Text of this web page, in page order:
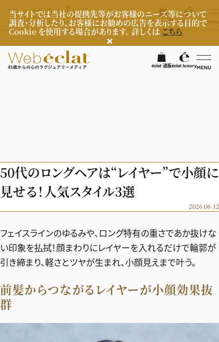
当サイトでは当社の提携先等がお客様のニーズ等について
調査・分析したり、お客様にお勧めの広告を表示する目的で
Cookie を使用する場合があります。 詳しくはこちら
éclat 通販éclat luxuryMENU検
8月の毎日コーデ
50代なに着てる？
ヘアスタイル・ヘアケア
エイジングケア
メイク
50代ベストコスメ
ヘルスケア
ヘルスケアTOPICS
更年期
ストレッチ・エクササイズ
ダイエット
ライフスタイル
ゴルフ
住まい
カルチャー
エクラ 華組メンバー一覧
エクラ 華組ランキング
チームJマダム
チームJマダムメンバー一覧
チームJマダムランキング
チームJマダム特集
編集長コラム
あら、素敵☆ 手帖
占い
イヴルルド遙華の12星座占い
試し読み
éclat 通販éclat luxury
50代のロングヘアは“レイヤー”で小顔に
見せる！人気スタイル3選
2026.06.12
フェイスラインのゆるみや、ロング特有の重さであか抜けな
い印象を払拭！顔まわりにレイヤーを入れるだけで輪郭が
引き締まり、軽さとツヤが生まれ、小顔見えまで叶う。
前髪からつながるレイヤーが小顔効果抜
群